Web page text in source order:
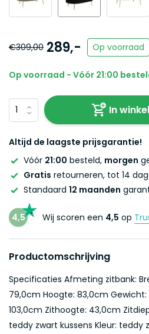
€309,00 289,- Op voorraad
Op voorraad - Vóór 21:00
In
Altijd de laagste prijsgarantie!
Vóór 21:00 besteld, morgen
Gratis retourneren, tot 14
Standaard 12 maanden
4,5 Wij scoren een 4,5 op
Productomschrijving
Specificaties Afmeting zitbank:
79,0cm Hoogte: 83,0cm
103,0cm Zithoogte: 43,0cm
teddy zwart kussens Kleur: teddy